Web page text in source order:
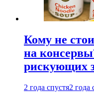
Кому не
на
рискующих
2 года спустя2 года